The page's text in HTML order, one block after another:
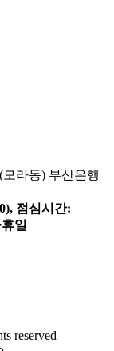
라동) 부산은행
점심시간:
일
reserved